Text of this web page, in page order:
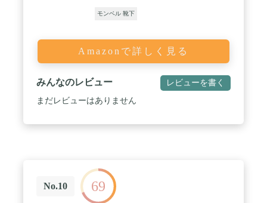
モンベル 靴下
Amazonで詳しく見る
みんなのレビュー レビューを書く
まだレビューはありません
No.10 69